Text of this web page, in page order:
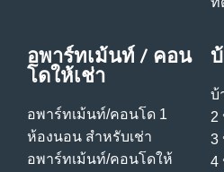
อพาร์ทเม้นท์ / คอน
โดให้เช่า
อพาร์ทเม้นท์/คอนโด 1
ห้องนอน สําหรับเช่า
อพาร์ทเม้นท์/คอนโดให้
บ้
2
3
4